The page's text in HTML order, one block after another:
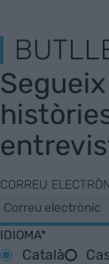
CORREU
IDIOMA*
Català